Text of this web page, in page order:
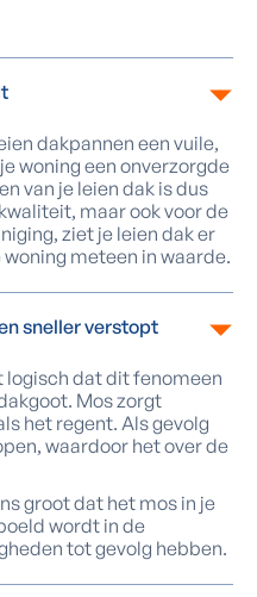
dakpannen een vuile,
woning een onverzorgde
van je leien dak is dus
maar ook voor de
ziet je leien dak er
meteen in waarde.
sneller verstopt
logisch dat dit fenomeen
Mos zorgt
het regent. Als gevolg
waardoor het over de
groot dat het mos in je
wordt in de
tot gevolg hebben.